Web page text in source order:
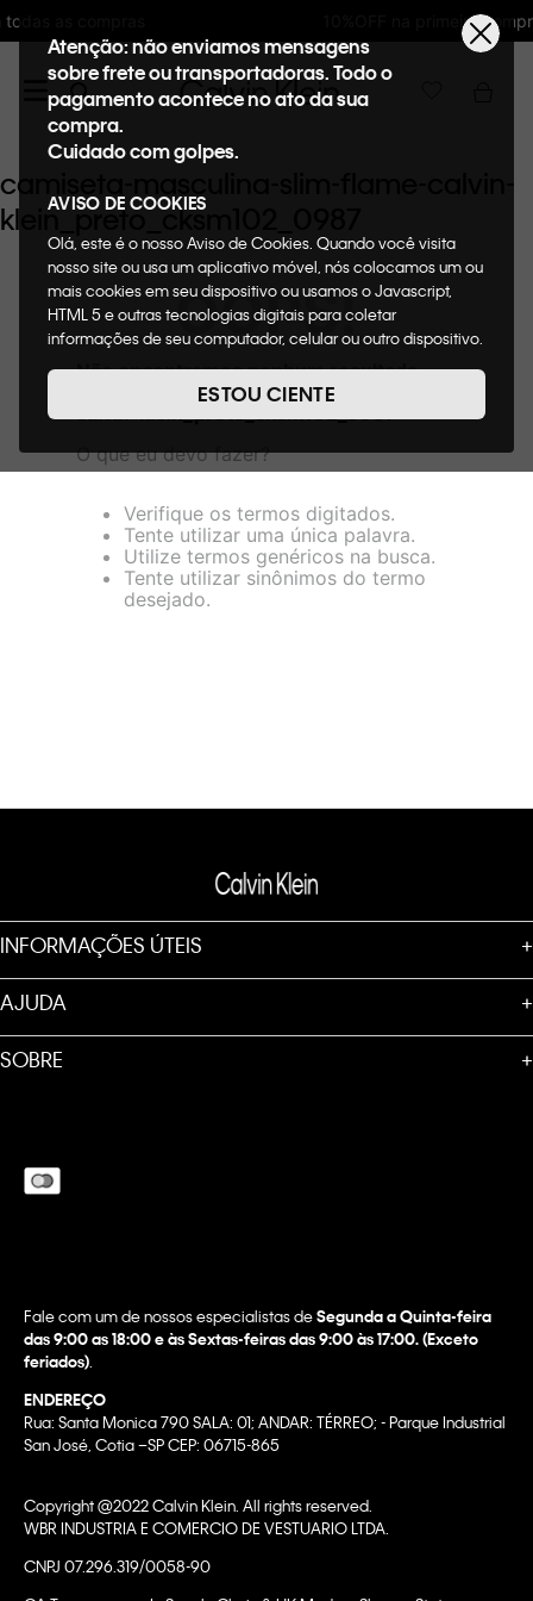
10%OFF na primeira compra : WELCOMECK
Atenção: não enviamos mensagens
sobre frete ou transportadoras. Todo o
pagamento acontece no ato da sua
compra.
Cuidado com golpes.
AVISO DE COOKIES
Olá, este é o nosso Aviso de Cookies. Quando você visita
nosso site ou usa um aplicativo móvel, nós colocamos um ou
mais cookies em seu dispositivo ou usamos o Javascript,
HTML 5 e outras tecnologias digitais para coletar
informações de seu computador, celular ou outro dispositivo.
de cookies, informaremos quais cookies usaremos e quais
suas funções. A forma como processamos os dados
nosso Aviso de Privacidade. Quando você visita nosso site,
fornecer a você toda a funcionalidade do site, incluindo,
entre outros, a capacidade de comprar um item em nossa
loja virtual. Para maiores informações sobre o nosso aviso de
Cookies acesse o link.
ESTOU CIENTE
camiseta-masculina-slim-flame-calvin-
klein_preto_cksm102_0987
OOPS!
Não encontramos nenhum resultado
camiseta-masculina-slim-flame-
calvin-klein_preto_cksm102_0987"
O que eu devo fazer?
Verifique os termos digitados.
Tente utilizar uma única palavra.
Utilize termos genéricos na busca.
Tente utilizar sinônimos do termo
desejado.
INFORMAÇÕES ÚTEIS +
AJUDA +
SOBRE +
Fale com um de nossos especialistas deSegunda a Quinta-feira
das 9:00 as 18:00 e às Sextas-feiras das 9:00 às 17:00. (Exceto
feriados)
ENDEREÇO
Rua: Santa Monica 790 SALA: 01; ANDAR: TÉRREO; - Parque Industrial
San José, Cotia –SP CEP: 06715-865
Copyright @2022 Calvin Klein. All rights reserved.
WBR INDUSTRIA E COMERCIO DE VESTUARIO LTDA.
CNPJ 07.296.319/0058-90